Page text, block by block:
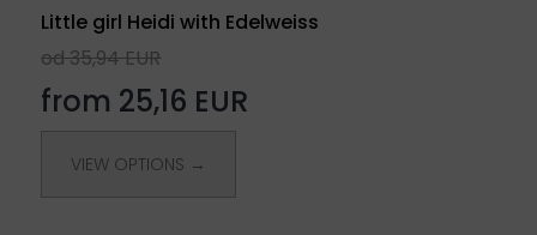
Little girl Heidi with Edelweiss
od 35,94 EUR
from 25,16 EUR
VIEW OPTIONS →